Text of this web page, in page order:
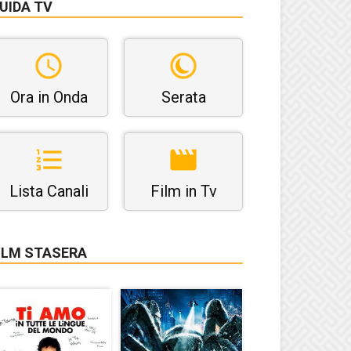
TV
Ora in Onda Serata
Lista Canali Film in Tv
STASERA